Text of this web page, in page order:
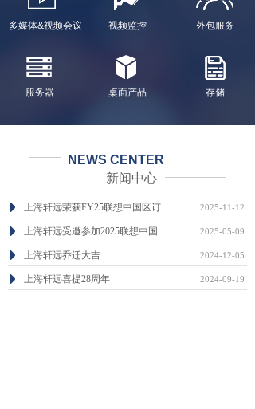
视频监控
多媒体&视频会议 外包服务
存储
服务器 桌面产品
NEWS CENTER
新闻中心
上海轩远荣获FY25联想中国区订 2025-11-12
上海轩远受邀参加2025联想中国 2025-05-09
上海轩远乔迁大吉 2024-12-05
上海轩远喜提28周年 2024-09-19